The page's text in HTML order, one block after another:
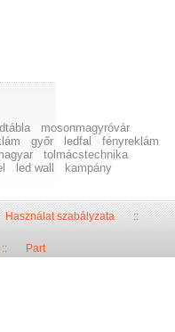
mosonmagyróvár
győr ledfal
fényreklám
tolmácstechnika
led wall
kampány
Használat szabályzata::
Part